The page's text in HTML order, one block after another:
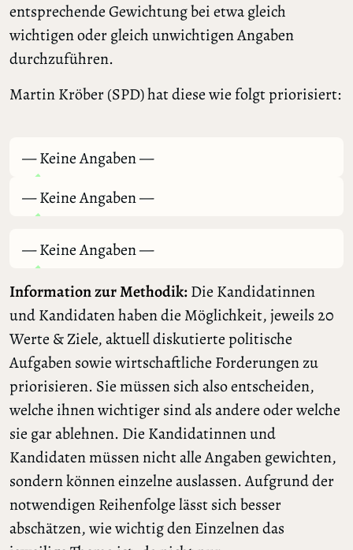
entsprechende Gewichtung bei etwa gleich
wichtigen oder gleich unwichtigen Angaben
durchzuführen.
Martin Kröber (SPD) hat diese wie folgt priorisiert:
— Keine Angaben —
— Keine Angaben —
— Keine Angaben —
Information zur Methodik:Die Kandidatinnen
und Kandidaten haben die Möglichkeit, jeweils 20
Werte & Ziele, aktuell diskutierte politische
Aufgaben sowie wirtschaftliche Forderungen zu
priorisieren. Sie müssen sich also entscheiden,
welche ihnen wichtiger sind als andere oder welche
sie gar ablehnen. Die Kandidatinnen und
Kandidaten müssen nicht alle Angaben gewichten,
sondern können einzelne auslassen. Aufgrund der
notwendigen Reihenfolge lässt sich besser
abschätzen, wie wichtig den Einzelnen das